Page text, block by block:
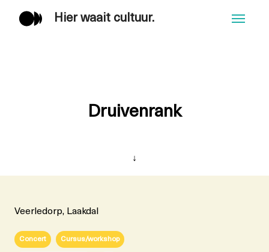
Hier waait cultuur. Menu
Druivenrank
↓
Veerledorp, Laakdal
Concert Cursus/workshop